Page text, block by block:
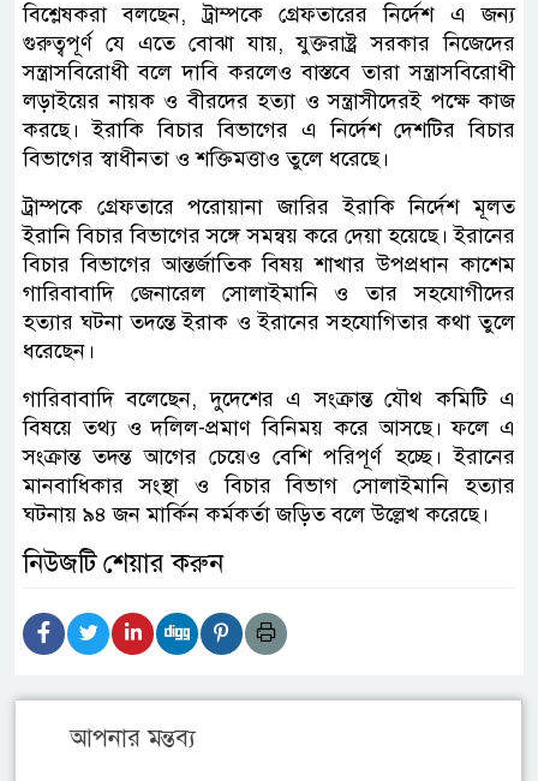
বিশ্লেষকরা বলছেন, ট্রাম্পকে গ্রেফতারের নির্দেশ এ জন্য
গুরুত্বপূর্ণ যে এতে বোঝা যায়, যুক্তরাষ্ট্র সরকার নিজেদের
সন্ত্রাসবিরোধী বলে দাবি করলেও বাস্তবে তারা সন্ত্রাসবিরোধী
লড়াইয়ের নায়ক ও বীরদের হত্যা ও সন্ত্রাসীদেরই পক্ষে কাজ
করছে। ইরাকি বিচার বিভাগের এ নির্দেশ দেশটির বিচার
বিভাগের স্বাধীনতা ও শক্তিমত্তাও তুলে ধরেছে।
ট্রাম্পকে গ্রেফতারে পরোয়ানা জারির ইরাকি নির্দেশ মূলত
ইরানি বিচার বিভাগের সঙ্গে সমন্বয় করে দেয়া হয়েছে। ইরানের
বিচার বিভাগের আন্তর্জাতিক বিষয় শাখার উপপ্রধান কাশেম
গারিবাবাদি জেনারেল সোলাইমানি ও তার সহযোগীদের
হত্যার ঘটনা তদন্তে ইরাক ও ইরানের সহযোগিতার কথা তুলে
ধরেছেন।
গারিবাবাদি বলেছেন, দুদেশের এ সংক্রান্ত যৌথ কমিটি এ
বিষয়ে তথ্য ও দলিল-প্রমাণ বিনিময় করে আসছে। ফলে এ
সংক্রান্ত তদন্ত আগের চেয়েও বেশি পরিপূর্ণ হচ্ছে। ইরানের
মানবাধিকার সংস্থা ও বিচার বিভাগ সোলাইমানি হত্যার
ঘটনায় ৯৪ জন মার্কিন কর্মকর্তা জড়িত বলে উল্লেখ করেছে।
নিউজটি শেয়ার করুন
আপনার মন্তব্য